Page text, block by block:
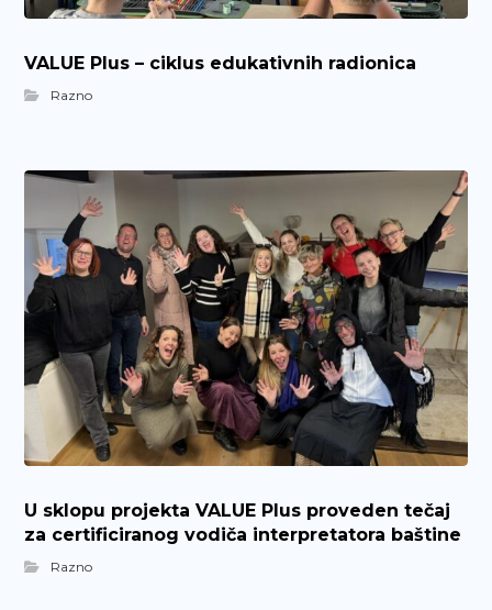
VALUE Plus – ciklus edukativnih radionica
Razno
U sklopu projekta VALUE Plus proveden tečaj
za certificiranog vodiča interpretatora baštine
Razno